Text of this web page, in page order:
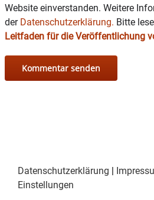
Website einverstanden. Weitere
der Datenschutzerklärung. Bitte
Leitfaden für die Veröffentlichung
Datenschutzerklärung |
Einstellungen